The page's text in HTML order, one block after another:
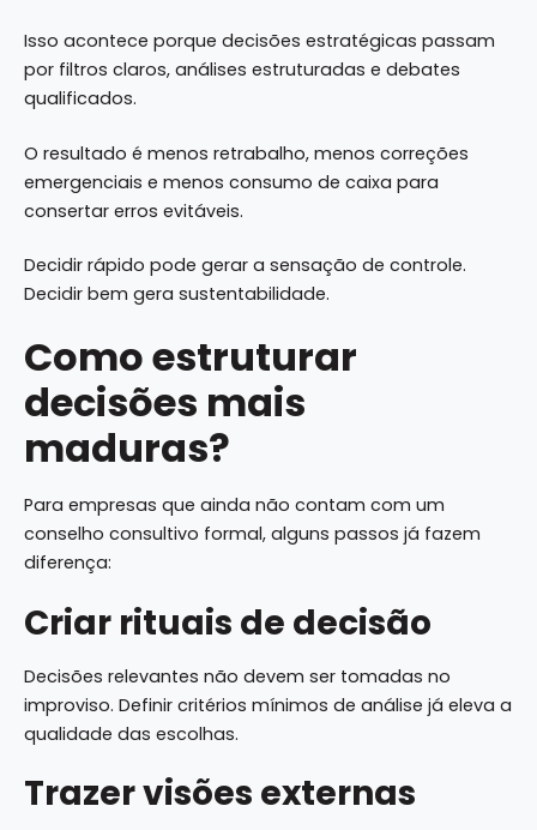
Isso acontece porque decisões estratégicas passam
por filtros claros, análises estruturadas e debates
qualificados.
O resultado é menos retrabalho, menos correções
emergenciais e menos consumo de caixa para
consertar erros evitáveis.
Decidir rápido pode gerar a sensação de controle.
Decidir bem gera sustentabilidade.
Como estruturar
decisões mais
maduras?
Para empresas que ainda não contam com um
conselho consultivo formal, alguns passos já fazem
diferença:
Criar rituais de decisão
Decisões relevantes não devem ser tomadas no
improviso. Definir critérios mínimos de análise já eleva a
qualidade das escolhas.
Trazer visões externas